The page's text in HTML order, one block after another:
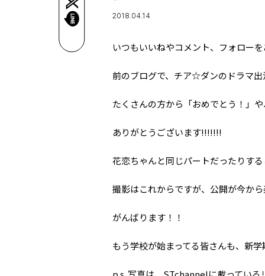
2018.04.14
いつもいいねやコメント、フォロー
前のブログで、チア☆ダンのドラマ出
たくさんの方から「おめでとう！」
ありがとうございます!!!!!!!
花恋ちゃんと同じパートだったりす
撮影はこれからですが、公開が今か
がんばります！！
もう学校が始まってる皆さんも、新